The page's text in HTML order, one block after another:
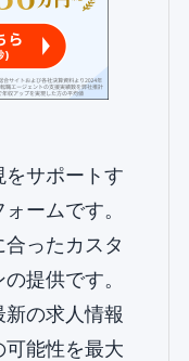
サポートす
ームです。
ったカスタ
提供です。
の求人情報
可能性を最大